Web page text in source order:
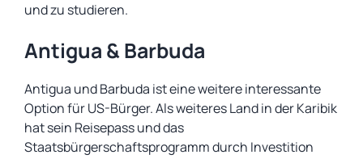
und zu studieren.
Antigua & Barbuda
Antigua und Barbuda ist eine weitere interessante
Option für US-Bürger. Als weiteres Land in der Karibik
hat sein Reisepass und das
Staatsbürgerschaftsprogramm durch Investition